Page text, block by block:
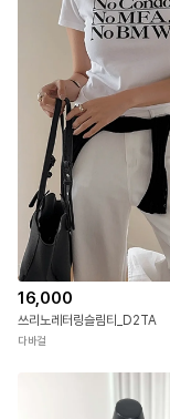
16,000
쓰리노레터링슬림티_D2TA
다바걸